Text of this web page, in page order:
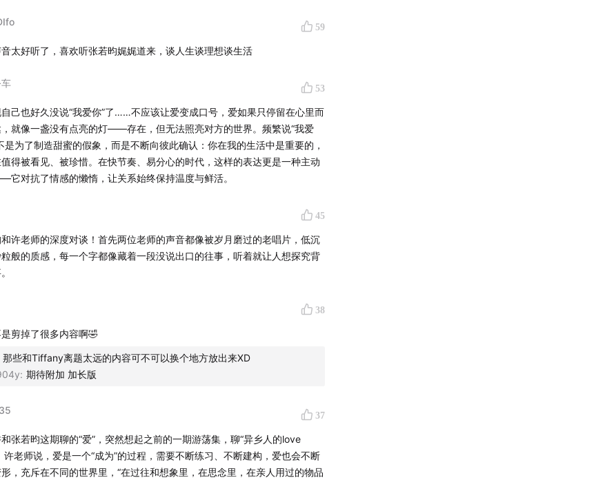
是一种让人愉悦的颜色
的浪漫都不浪漫
地爱上一件事情非常浪漫
不同的Luxury
很想当DJ？
机会把所有的梦想都实现
家都喜欢？谁是大家？
“我，是爱的主语”
色真美
定性和不确定的意外性
自我发现的旅程
59
太好听了，喜欢听张若昀娓娓道来，谈人生谈理想谈生活
53
己也好久没说“我爱你”了……不应该让爱变成口号，爱如果只停留在心里而
就像一盏没有点亮的灯——存在，但无法照亮对方的世界。频繁说“我爱
是为了制造甜蜜的假象，而是不断向彼此确认：你在我的生活中是重要的，
得被看见、被珍惜。在快节奏、易分心的时代，这样的表达更是一种主动
它对抗了情感的懒惰，让关系始终保持温度与鲜活。
45
许老师的深度对谈！首先两位老师的声音都像被岁月磨过的老唱片，低沉
般的质感，每一个字都像藏着一段没说出口的往事，听着就让人想探究背
38
剪掉了很多内容啊🤣
那些和Tiffany离题太远的内容可不可以换个地方放出来XD
: 期待附加 加长版
37
张若昀这期聊的“爱”，突然想起之前的一期游荡集，聊“异乡人的love
许老师说，爱是一个“成为”的过程，需要不断练习、不断建构，爱也会不断
，充斥在不同的世界里，“在过往和想象里，在思念里，在亲人用过的物品